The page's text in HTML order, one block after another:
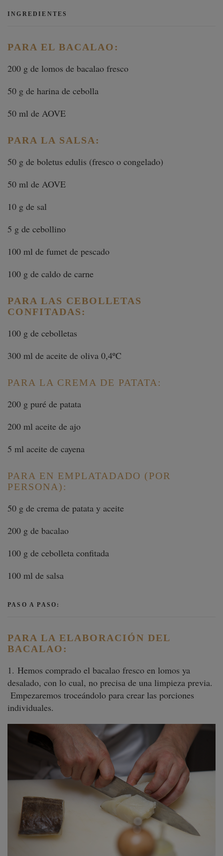
INGREDIENTES
PARA EL BACALAO:
200 g de lomos de bacalao fresco
50 g de harina de cebolla
50 ml de AOVE
PARA LA SALSA:
50 g de boletus edulis (fresco o congelado)
50 ml de AOVE
10 g de sal
5 g de cebollino
100 ml de fumet de pescado
100 g de caldo de carne
PARA LAS CEBOLLETAS
CONFITADAS:
100 g de cebolletas
300 ml de aceite de oliva 0,4ºC
PARA LA CREMA DE PATATA:
200 g puré de patata
200 ml aceite de ajo
5 ml aceite de cayena
PARA EN EMPLATADADO (POR
PERSONA):
50 g de crema de patata y aceite
200 g de bacalao
100 g de cebolleta confitada
100 ml de salsa
PASO A PASO:
PARA LA ELABORACIÓN DEL
BACALAO:
1. Hemos comprado el bacalao fresco en lomos ya
desalado, con lo cual, no precisa de una limpieza previa.
Empezaremos troceándolo para crear las porciones
individuales.